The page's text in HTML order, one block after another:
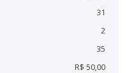
31
2
35
R$ 50,00